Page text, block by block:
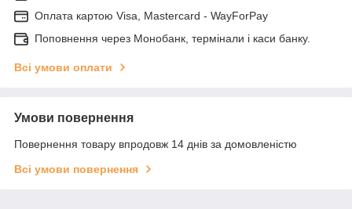
Оплата картою Visa, Mastercard - WayForPay
Поповнення через Монобанк, термінали і каси банку.
Всі умови оплати
Умови повернення
Повернення товару впродовж 14 днів за домовленістю
Всі умови повернення